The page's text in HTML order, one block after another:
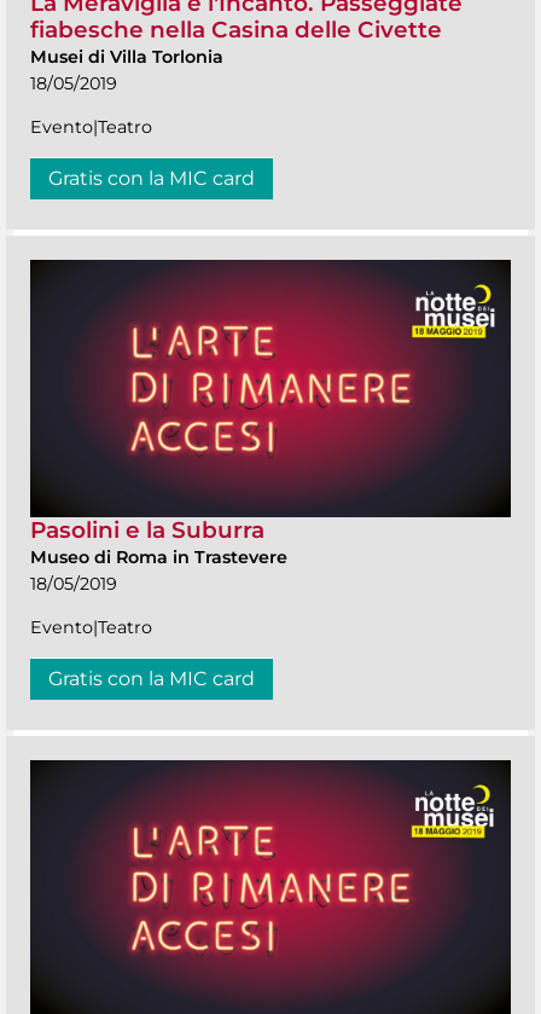
fiabesche nella Casina delle Civette
Musei di Villa Torlonia
18/05/2019
Evento|Teatro
Gratis con la MIC card
Pasolini e la Suburra
Museo di Roma in Trastevere
18/05/2019
Evento|Teatro
Gratis con la MIC card